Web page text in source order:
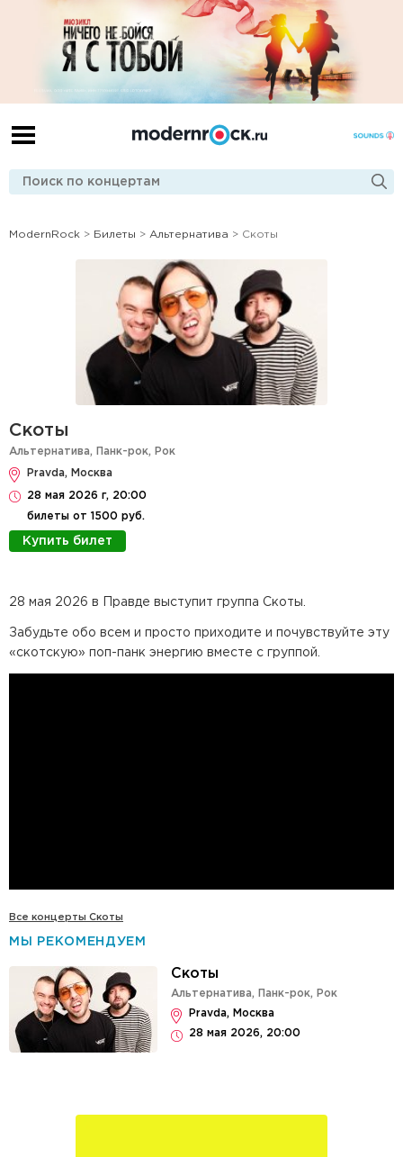
ModernRock > Билеты > Альтернатива > Скоты
Скоты
Альтернатива, Панк-рок, Рок
Pravda, Москва
28 мая 2026 г, 20:00
билеты от 1500 руб.
Купить билет
28 мая 2026 в Правде выступит группа Скоты.
Забудьте обо всем и просто приходите и почувствуйте эту
«скотскую» поп-панк энергию вместе с группой.
Все концерты Скоты
МЫ РЕКОМЕНДУЕМ
Скоты
Альтернатива, Панк-рок,
Рок
Pravda, Москва
28 мая 2026, 20:00